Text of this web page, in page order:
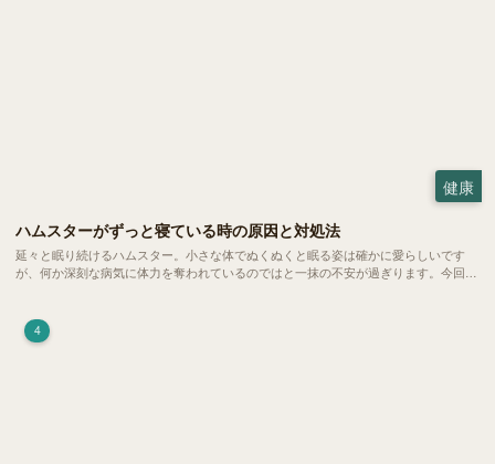
健康
ハムスターがずっと寝ている時の原因と対処法
延々と眠り続けるハムスター。小さな体でぬくぬくと眠る姿は確かに愛らしいです
が、何か深刻な病気に体力を奪われているのではと一抹の不安が過ぎります。今回
4